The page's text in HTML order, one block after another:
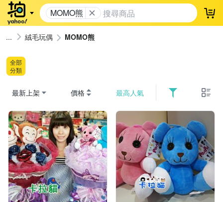
MOMO熊 登
絨毛玩偶 MOMO熊
全部
分類
最新上架 價格 最高人氣